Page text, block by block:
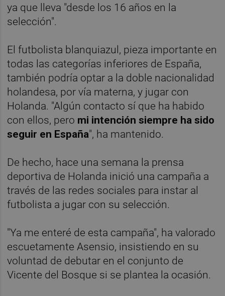
ya que lleva "desde los 16 años en la
selección".
El futbolista blanquiazul, pieza importante en
todas las categorías inferiores de España,
también podría optar a la doble nacionalidad
holandesa, por vía materna, y jugar con
Holanda. "Algún contacto sí que ha habido
con ellos, pero mi intención siempre ha sido
seguir en España", ha mantenido.
De hecho, hace una semana la prensa
deportiva de Holanda inició una campaña a
través de las redes sociales para instar al
futbolista a jugar con su selección.
"Ya me enteré de esta campaña", ha valorado
escuetamente Asensio, insistiendo en su
voluntad de debutar en el conjunto de
Vicente del Bosque si se plantea la ocasión.